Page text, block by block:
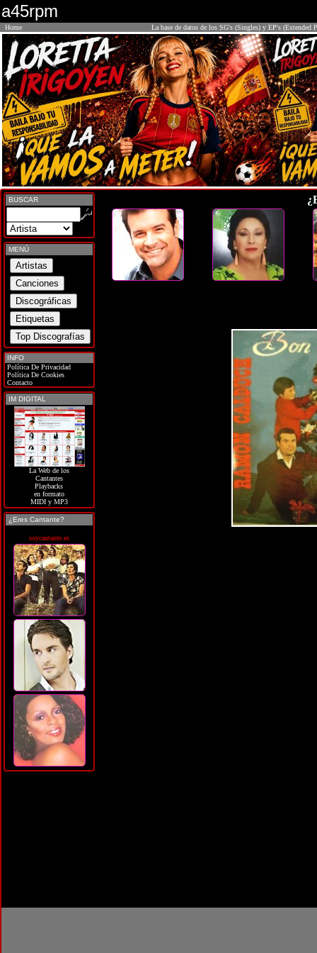
a45rpm
Home La base de datos de los SG's (Singles) y EP's (Extended
BUSCAR
MENÚ
INFO
Política De Privacidad
Política De Cookies
Contacto
IM DIGITAL
La Web de los
Cantantes
Playbacks
en formato
MIDI y MP3
¿Eres Cantante?
soycantante.es